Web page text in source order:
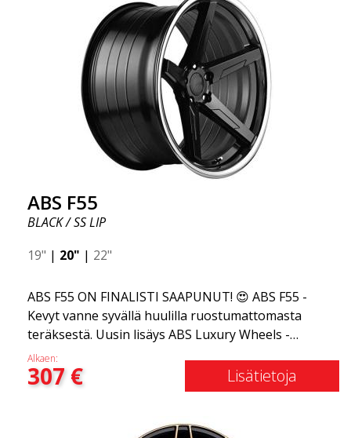
ylellisyyden ruostumattoman teräksen huuleen ja
flow forming -tekniikkaan. ABS F55 on yhtä ylellinen
kuin vanne voi olla.
ABS F55
BLACK / SS LIP
19" | 20" | 22"
ABS F55 ON FINALISTI SAAPUNUT! 😍 ABS F55 -
Kevyt vanne syvällä huulilla ruostumattomasta
teräksestä. Uusin lisäys ABS Luxury Wheels -
perheeseen on saapunut, toivotamme
tervetulleeksi ABS F55:n - markkinoiden
tyylikkäimmän kesävanteen. Jos olet tottunut
on sinua varten. Tämä muotoilu yhdistää klassisen
Alkaen:
307€ Lisätietoja